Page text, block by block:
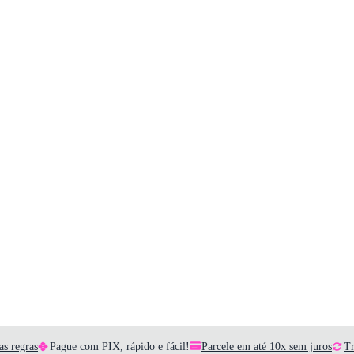
regras Pague com PIX, rápido e fácil! Parcele em até 10x sem juros